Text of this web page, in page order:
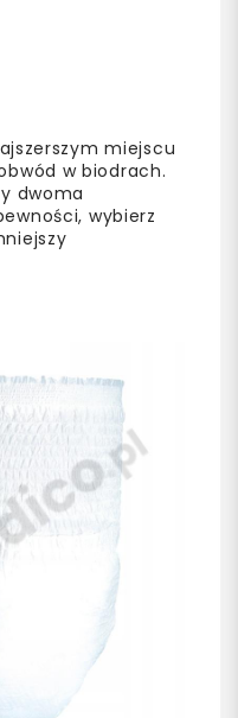
miejscu
w biodrach.
dwoma
wybierz